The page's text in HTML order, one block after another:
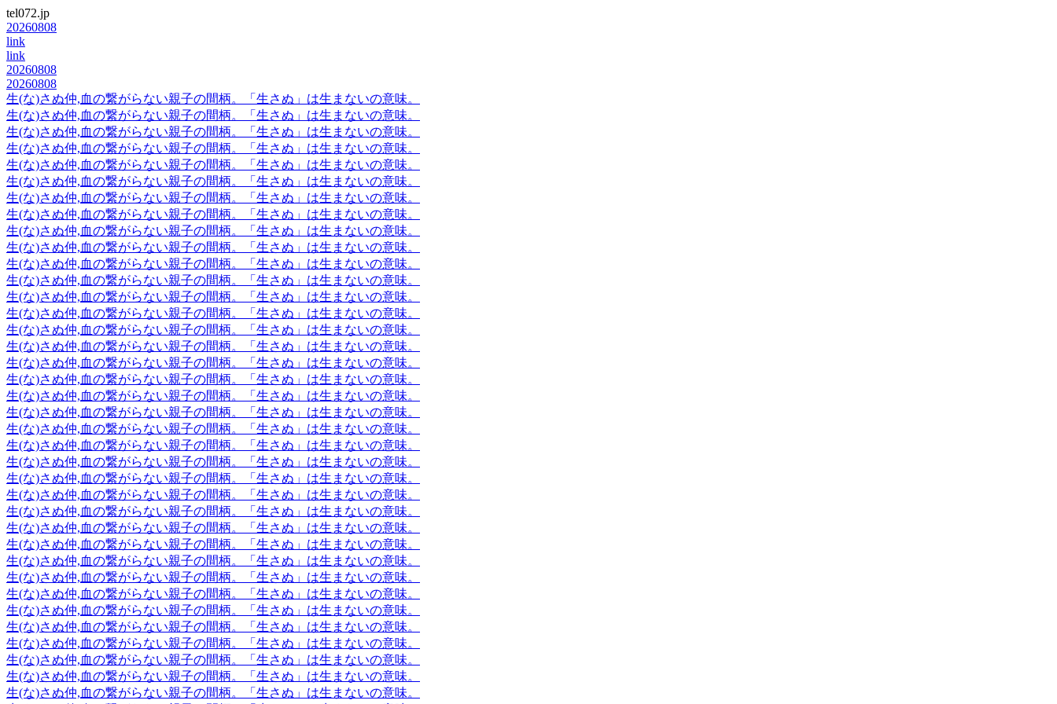
tel072.jp
20260808
link
link
20260808
20260808
生(な)さぬ仲,血の繋がらない親子の間柄。「生さぬ」は生まないの意味。
生(な)さぬ仲,血の繋がらない親子の間柄。「生さぬ」は生まないの意味。
生(な)さぬ仲,血の繋がらない親子の間柄。「生さぬ」は生まないの意味。
生(な)さぬ仲,血の繋がらない親子の間柄。「生さぬ」は生まないの意味。
生(な)さぬ仲,血の繋がらない親子の間柄。「生さぬ」は生まないの意味。
生(な)さぬ仲,血の繋がらない親子の間柄。「生さぬ」は生まないの意味。
生(な)さぬ仲,血の繋がらない親子の間柄。「生さぬ」は生まないの意味。
生(な)さぬ仲,血の繋がらない親子の間柄。「生さぬ」は生まないの意味。
生(な)さぬ仲,血の繋がらない親子の間柄。「生さぬ」は生まないの意味。
生(な)さぬ仲,血の繋がらない親子の間柄。「生さぬ」は生まないの意味。
生(な)さぬ仲,血の繋がらない親子の間柄。「生さぬ」は生まないの意味。
生(な)さぬ仲,血の繋がらない親子の間柄。「生さぬ」は生まないの意味。
生(な)さぬ仲,血の繋がらない親子の間柄。「生さぬ」は生まないの意味。
生(な)さぬ仲,血の繋がらない親子の間柄。「生さぬ」は生まないの意味。
生(な)さぬ仲,血の繋がらない親子の間柄。「生さぬ」は生まないの意味。
生(な)さぬ仲,血の繋がらない親子の間柄。「生さぬ」は生まないの意味。
生(な)さぬ仲,血の繋がらない親子の間柄。「生さぬ」は生まないの意味。
生(な)さぬ仲,血の繋がらない親子の間柄。「生さぬ」は生まないの意味。
生(な)さぬ仲,血の繋がらない親子の間柄。「生さぬ」は生まないの意味。
生(な)さぬ仲,血の繋がらない親子の間柄。「生さぬ」は生まないの意味。
生(な)さぬ仲,血の繋がらない親子の間柄。「生さぬ」は生まないの意味。
生(な)さぬ仲,血の繋がらない親子の間柄。「生さぬ」は生まないの意味。
生(な)さぬ仲,血の繋がらない親子の間柄。「生さぬ」は生まないの意味。
生(な)さぬ仲,血の繋がらない親子の間柄。「生さぬ」は生まないの意味。
生(な)さぬ仲,血の繋がらない親子の間柄。「生さぬ」は生まないの意味。
生(な)さぬ仲,血の繋がらない親子の間柄。「生さぬ」は生まないの意味。
生(な)さぬ仲,血の繋がらない親子の間柄。「生さぬ」は生まないの意味。
生(な)さぬ仲,血の繋がらない親子の間柄。「生さぬ」は生まないの意味。
生(な)さぬ仲,血の繋がらない親子の間柄。「生さぬ」は生まないの意味。
生(な)さぬ仲,血の繋がらない親子の間柄。「生さぬ」は生まないの意味。
生(な)さぬ仲,血の繋がらない親子の間柄。「生さぬ」は生まないの意味。
生(な)さぬ仲,血の繋がらない親子の間柄。「生さぬ」は生まないの意味。
生(な)さぬ仲,血の繋がらない親子の間柄。「生さぬ」は生まないの意味。
生(な)さぬ仲,血の繋がらない親子の間柄。「生さぬ」は生まないの意味。
生(な)さぬ仲,血の繋がらない親子の間柄。「生さぬ」は生まないの意味。
生(な)さぬ仲,血の繋がらない親子の間柄。「生さぬ」は生まないの意味。
生(な)さぬ仲,血の繋がらない親子の間柄。「生さぬ」は生まないの意味。